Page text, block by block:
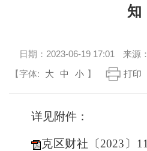
知
日期： 2023-06-19 17:01 来源：
【字体:
大 中 小 】 打印
详见附件：
克区财社〔2023〕